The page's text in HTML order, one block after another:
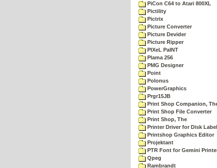
PiCon C64 to Atari 800XL
Pictility
Pictrix
Picture Converter
Picture Devider
Picture Ripper
PIXeL PaINT
Plama 256
PMG Designer
Point
Polonus
PowerGraphics
Prgr15JB
Print Shop Companion,
Print Shop File Converter
Print Shop, The
Printer Driver for Disk
Printshop Graphics Editor
Projektant
PTR Font for Gemini
Qpeg
Rambrandt